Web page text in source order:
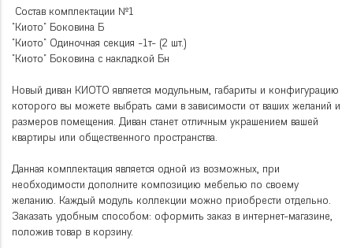
Состав комплектации №1
"Киото" Боковина Б
"Киото" Одиночная секция -1т- (2 шт.)
"Киото" Боковина с накладкой Бн
Новый диван КИОТО является модульным, габариты и конфигурацию
которого вы можете выбрать сами в зависимости от ваших желаний и
размеров помещения. Диван станет отличным украшением вашей
квартиры или общественного пространства.
Данная комплектация является одной из возможных, при
необходимости дополните композицию мебелью по своему
желанию. Каждый модуль коллекции можно приобрести отдельно.
Заказать удобным способом: оформить заказ в интернет-магазине,
положив товар в корзину.